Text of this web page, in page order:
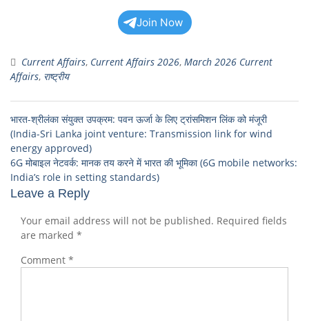
Join Now
Current Affairs, Current Affairs 2026, March 2026 Current
Affairs, राष्ट्रीय
भारत-श्रीलंका संयुक्त उपक्रम: पवन ऊर्जा के लिए ट्रांसमिशन लिंक को मंजूरी
(India-Sri Lanka joint venture: Transmission link for wind
energy approved)
6G मोबाइल नेटवर्क: मानक तय करने में भारत की भूमिका (6G mobile networks:
India’s role in setting standards)
Leave a Reply
Your email address will not be published. Required fields
are marked *
Comment *